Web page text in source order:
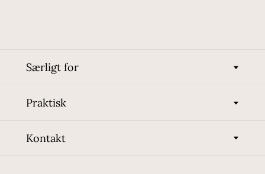
Særligt for
Praktisk
Kontakt